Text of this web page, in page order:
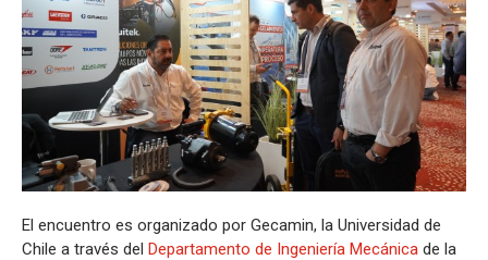
El encuentro es organizado por Gecamin, la Universidad de
Chile a través del Departamento de Ingeniería Mecánica de la